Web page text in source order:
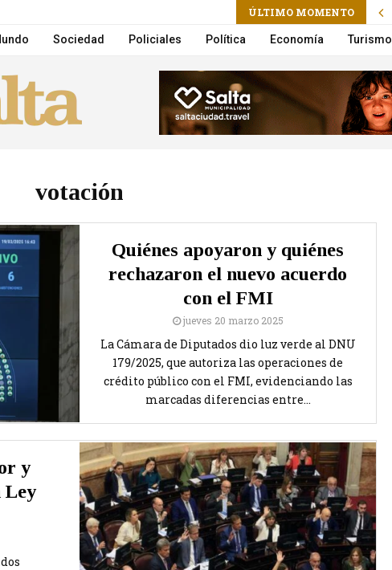
ÚLTIMO MOMENTO
a una mujer embarazada tras un choque en Cerrillos
Sociedad Policiales Política Economía Turismo
votación
Quiénes apoyaron y quiénes
rechazaron el nuevo acuerdo
con el FMI
jueves 20 marzo 2025
La Cámara de Diputados dio luz verde al DNU
179/2025, que autoriza las operaciones de
crédito público con el FMI, evidenciando las
marcadas diferencias entre...
y
Ley